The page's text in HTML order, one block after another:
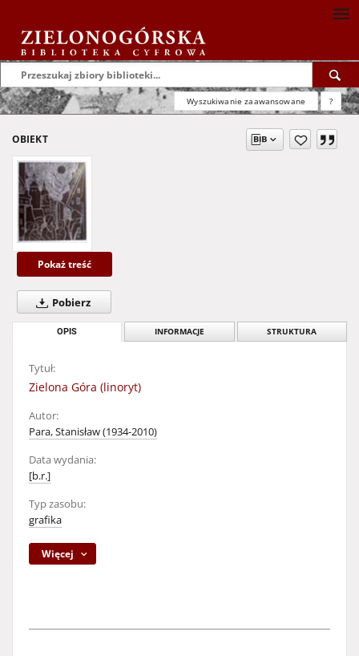
Wyszukiwanie zaawansowane ?
OBIEKT
Pokaż treść
Pobierz
OPIS INFORMACJE STRUKTURA
Tytuł:
Zielona Góra (linoryt)
Autor:
Para, Stanisław (1934-2010)
Data wydania:
[b.r.]
Typ zasobu:
grafika
Więcej